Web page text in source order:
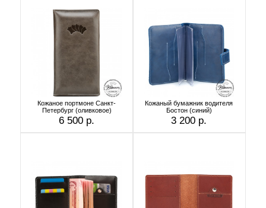
Кожаное портмоне Санкт-
Петербург (оливковое)
6 500 р.
Кожаный бумажник водителя
Бостон (синий)
3 200 р.